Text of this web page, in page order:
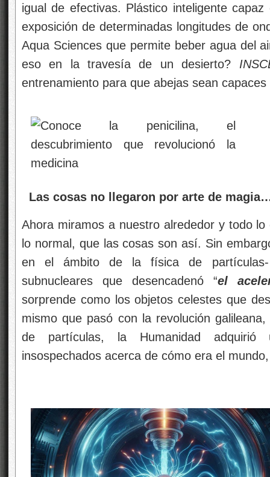
igual de efectivas. Plástico inteligente
exposición de determinadas longitudes de
Aqua Sciences que permite beber agua del
eso en la travesía de un desierto?
entrenamiento para que abejas sean
Las cosas no llegaron por arte de
Ahora miramos a nuestro alrededor y todo
lo normal, que las cosas son así. Sin
en el ámbito de la física de
subnucleares que desencadenó “el
sorprende como los objetos celestes que
mismo que pasó con la revolución
de partículas, la Humanidad adquirió
insospechados acerca de cómo era el